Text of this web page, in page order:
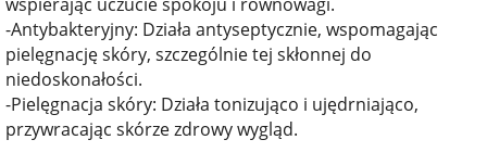
-Antybakteryjny: Działa antyseptycznie, wspomagając
pielęgnację skóry, szczególnie tej skłonnej do
niedoskonałości.
-Pielęgnacja skóry: Działa tonizująco i ujędrniająco,
przywracając skórze zdrowy wygląd.